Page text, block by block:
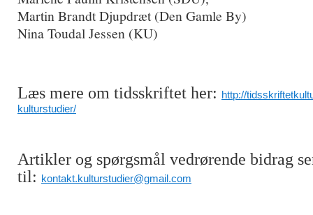
Martin Brandt Djupdræt (Den Gamle By)
Nina Toudal Jessen (KU)
Læs mere om tidsskriftet her: http://
kulturstudier/
Artikler og spørgsmål vedrørende bidrag
til: kontakt.kulturstudier@gmail.com